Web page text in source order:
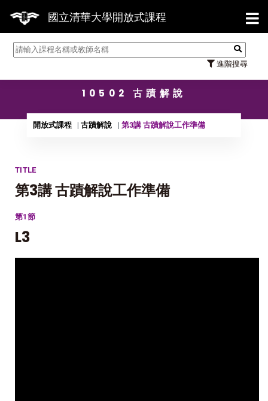
國立清華大學開放式課程
進階搜尋
【
10502 古蹟解說
開放式課程 古蹟解說 第3講 古蹟解說工作準備
TITLE
第3講 古蹟解說工作準備
第1節
L3